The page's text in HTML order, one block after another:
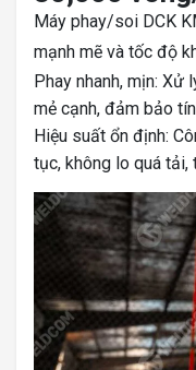
Máy phay/soi DCK
mạnh mẽ và tốc độ
Phay nhanh, mịn:
mẻ cạnh, đảm bảo
Hiệu suất ổn định:
tục, không lo quá tải,